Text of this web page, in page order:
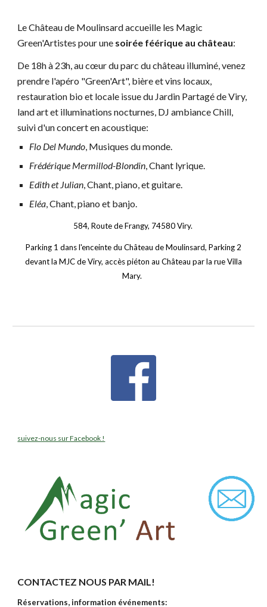
Le Château de Moulinsard accueille les Magic
Green'Artistes pour une soirée féérique au château:
De 18h à 23h, au cœur duparc du château illuminé, venez
prendre l'apéro "Green'Art", bière et vins locaux,
restauration bio et locale issue du Jardin Partagé de Viry,
land art et illuminations nocturnes, DJ ambiance Chill,
suivi d'un concert en acoustique:
Flo Del Mundo, Musiques du monde.
Frédérique Mermillod-Blondin, Chant lyrique.
Edith et Julian, Chant, piano, et guitare.
Eléa, Chant, piano et banjo.
584, Route de Frangy, 74580 Viry.
Parking 1 dans l'enceinte du Château de Moulinsard, Parking 2
devant la MJC de Viry, accès piéton au Château par la rue Villa
Mary.
suivez-nous sur Facebook !
CONTACTEZ NOUS PAR MAIL!
Réservations, information événements: